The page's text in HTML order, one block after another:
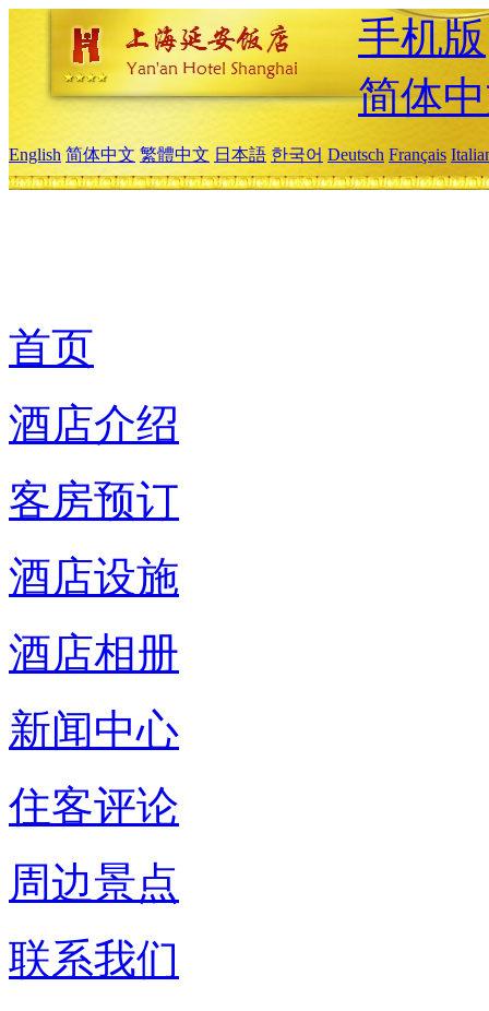
手机版
简体
English 简体中文 繁體中文 日本語 한국어 Deutsch Français
首页
酒店介绍
客房预订
酒店设施
酒店相册
新闻中心
住客评论
周边景点
联系我们